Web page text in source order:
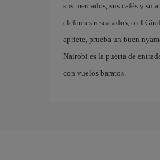
sus mercados, sus cafés y
elefantes rescatados, o el
apriete, prueba un buen
Nairobi es la puerta de
con vuelos baratos.